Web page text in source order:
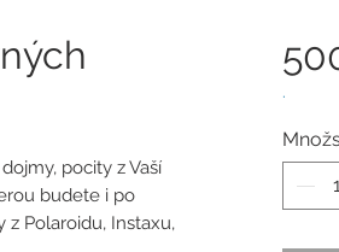
pocity z Vaší
budete i po
Polaroidu, Instaxu,
.